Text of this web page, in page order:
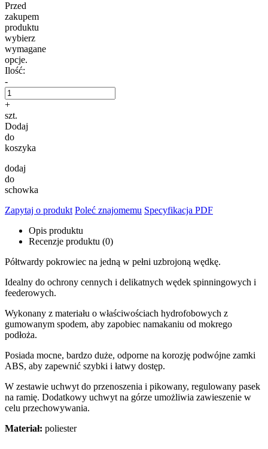
Przed
zakupem
produktu
wybierz
wymagane
opcje.
Ilość:
-
+
szt.
Dodaj
do
koszyka
dodaj
do
schowka
Zapytaj o produkt Poleć znajomemu Specyfikacja PDF
Opis produktu
Recenzje produktu (0)
Półtwardy pokrowiec na jedną w pełni uzbrojoną wędkę.
Idealny do ochrony cennych i delikatnych wędek spinningowych i
feederowych.
Wykonany z materiału o właściwościach hydrofobowych z
gumowanym spodem, aby zapobiec namakaniu od mokrego
podłoża.
Posiada mocne, bardzo duże, odporne na korozję podwójne zamki
ABS, aby zapewnić szybki i łatwy dostęp.
W zestawie uchwyt do przenoszenia i pikowany, regulowany pasek
na ramię. Dodatkowy uchwyt na górze umożliwia zawieszenie w
celu przechowywania.
Materiał: poliester